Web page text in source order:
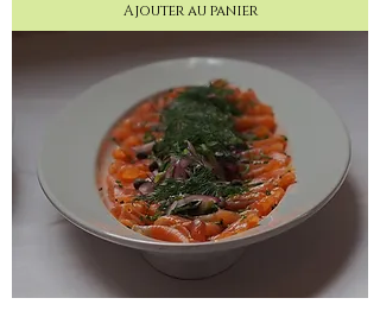
Ajouter au panier